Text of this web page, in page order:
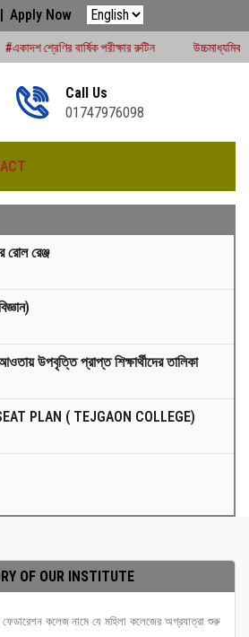
Apply Now
রুটিন উচ্চমাধ্যমিক সেশন (২০২৪-২৫)
Call Us
01747976098
রোল রেঞ্জ
উপবৃত্তি প্রাপ্ত শিক্ষার্থীদের তালিকা
PLAN ( TEJGAON COLLEGE)
OF OUR INSTITUTE
ফেডারেশন কলেজ নামে যে মহিলা কলেজের অগ্রযাত্রা শুরু